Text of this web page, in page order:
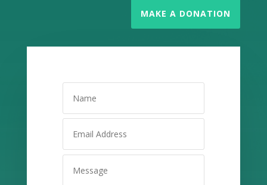
MAKE A DONATION